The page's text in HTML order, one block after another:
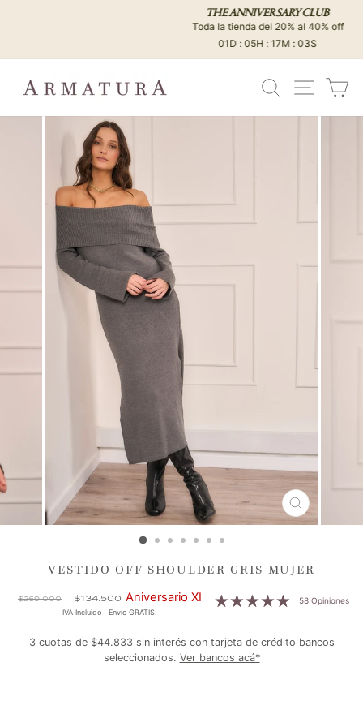
contenido
diapositivas
THE ANNIVERSARY CLUB
Toda la tienda del 20% al 40% off
01D : 05H : 17M : 02S
BUSCAR
CERRAR
(ESC)
VESTIDO OFF SHOULDER GRIS MUJER
58 Opiniones
Precio
$269.000
Precio
de
$134.500 Aniversario XI
IVA Incluido | Envío GRATIS.
3 cuotas de $44.833 sin interés con tarjeta de crédito bancos
seleccionados. Ver bancos acá*